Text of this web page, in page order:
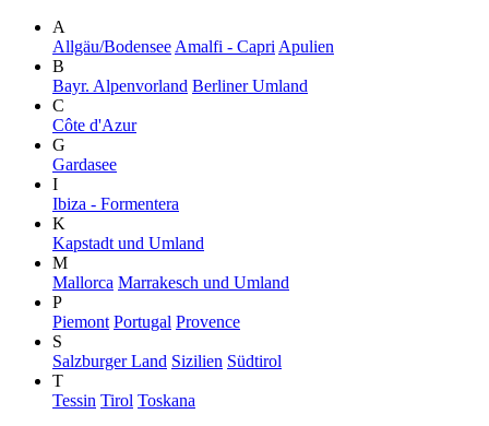
A
Allgäu/Bodensee Amalfi - Capri Apulien
B
Bayr. Alpenvorland Berliner Umland
C
Côte d'Azur
G
Gardasee
I
Ibiza - Formentera
K
Kapstadt und Umland
M
Mallorca Marrakesch und Umland
P
Piemont Portugal Provence
S
Salzburger Land Sizilien Südtirol
T
Tessin Tirol Toskana